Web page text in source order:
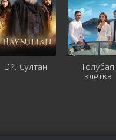
Эй, Султан
Голубая
клетка